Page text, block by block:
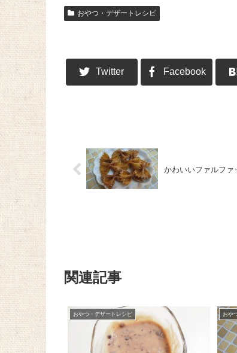
おやつ・デザートレシピ
Twitter Facebook
かわいいファルファ
関連記事
おやつ・デザートレシピ おや